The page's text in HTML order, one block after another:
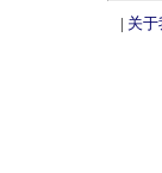
| 关于